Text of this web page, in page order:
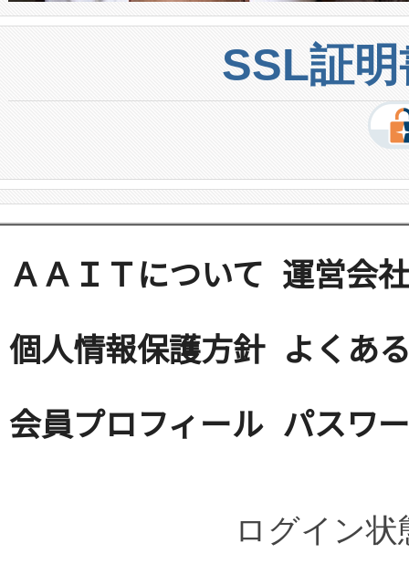
SSL証
ＡＡＩＴについて 運営会社
個人情報保護方針 よくあ
会員プロフィール パスワ
ログイン